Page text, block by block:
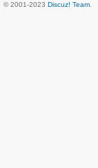
© 2001-2023 Discuz! Team